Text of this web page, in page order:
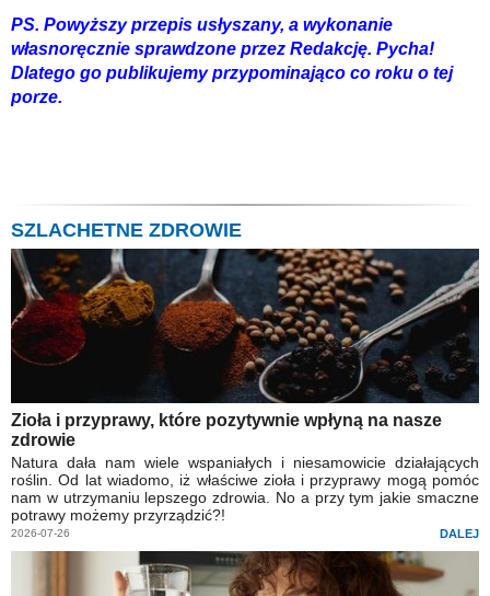
PS. Powyższy przepis usłyszany, a wykonanie
własnoręcznie sprawdzone przez Redakcję. Pycha!
Dlatego go publikujemy przypominająco co roku o tej
porze.
SZLACHETNE ZDROWIE
Zioła i przyprawy, które pozytywnie wpłyną na nasze
zdrowie
Natura dała nam wiele wspaniałych i niesamowicie działających
roślin. Od lat wiadomo, iż właściwe zioła i przyprawy mogą pomóc
nam w utrzymaniu lepszego zdrowia. No a przy tym jakie smaczne
potrawy możemy przyrządzić?!
2026-07-26 DALEJ